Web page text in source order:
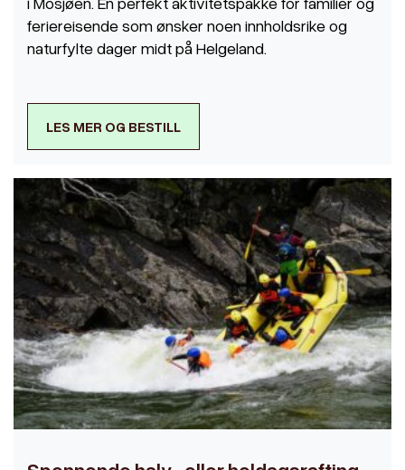
feriereisende som ønsker noen innholdsrike og
naturfylte dager midt på Helgeland.
LES MER OG BESTILL